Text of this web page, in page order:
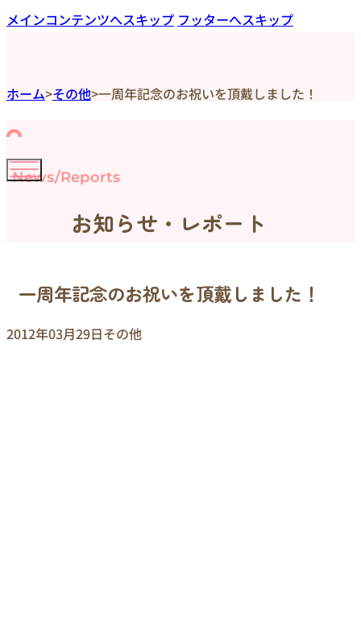
メインコンテンツへスキップ フッターへスキップ
ホーム>その他>一周年記念のお祝いを頂戴しました！
News/Reports
お知らせ・レポート
一周年記念のお祝いを頂戴しました！
2012年03月29日その他